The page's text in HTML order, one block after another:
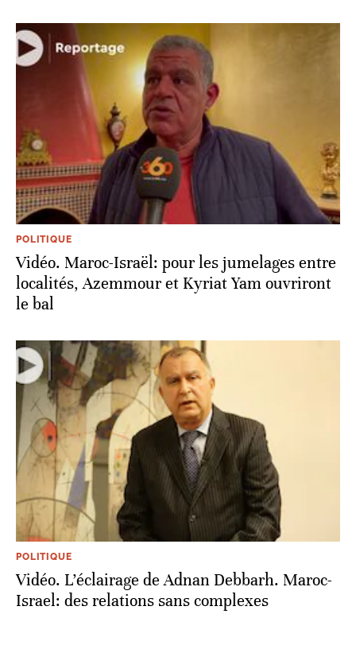
POLITIQUE
Vidéo. Maroc-Israël: pour les jumelages entre
localités, Azemmour et Kyriat Yam ouvriront
le bal
POLITIQUE
Vidéo. L’éclairage de Adnan Debbarh. Maroc-
Israel: des relations sans complexes